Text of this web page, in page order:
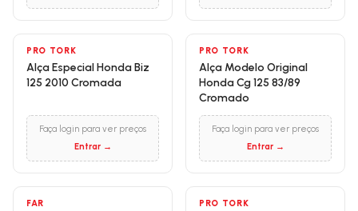
PRO TORK
Alça Especial Honda Biz
125 2010 Cromada
Faça login para ver preços
Entrar →
PRO TORK
Alça Modelo Original
Honda Cg 125 83/89
Cromado
Faça login para ver preços
Entrar →
FAR PRO TORK